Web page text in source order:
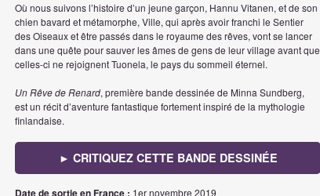
Où nous suivons l’histoire d’un jeune garçon, Hannu Vitanen, et de son
chien bavard et métamorphe, Ville, qui après avoir franchi le Sentier
des Oiseaux et être passés dans le royaume des rêves, vont se lancer
dans une quête pour sauver les âmes de gens de leur village avant que
celles-ci ne rejoignent Tuonela, le pays du sommeil éternel.
Un Rêve de Renard, première bande dessinée de Minna Sundberg,
est un récit d’aventure fantastique fortement inspiré de la mythologie
finlandaise.
► CRITIQUEZ CETTE BANDE DESSINÉE
Date de sortie en France : 1er novembre 2019